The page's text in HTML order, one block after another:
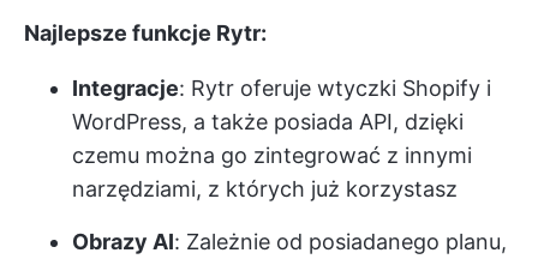
Najlepsze funkcje Rytr:
Integracje: Rytr oferuje wtyczki Shopify i
WordPress, a także posiada API, dzięki
czemu można go zintegrować z innymi
narzędziami, z których już korzystasz
Obrazy AI: Zależnie od posiadanego planu,